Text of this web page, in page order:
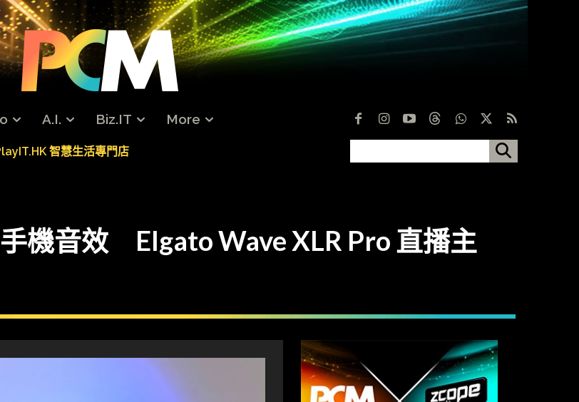
A.I. Biz.IT More
智慧生活專門店
機音效 Elgato Wave XLR Pro 直播主